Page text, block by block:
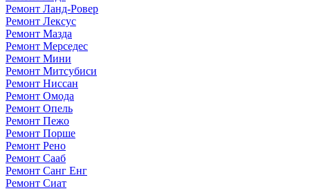
Ремонт Ланд-Ровер
Ремонт Лексус
Ремонт Мазда
Ремонт Мерседес
Ремонт Мини
Ремонт Митсубиси
Ремонт Ниссан
Ремонт Омода
Ремонт Опель
Ремонт Пежо
Ремонт Порше
Ремонт Рено
Ремонт Сааб
Ремонт Санг Енг
Ремонт Сиат